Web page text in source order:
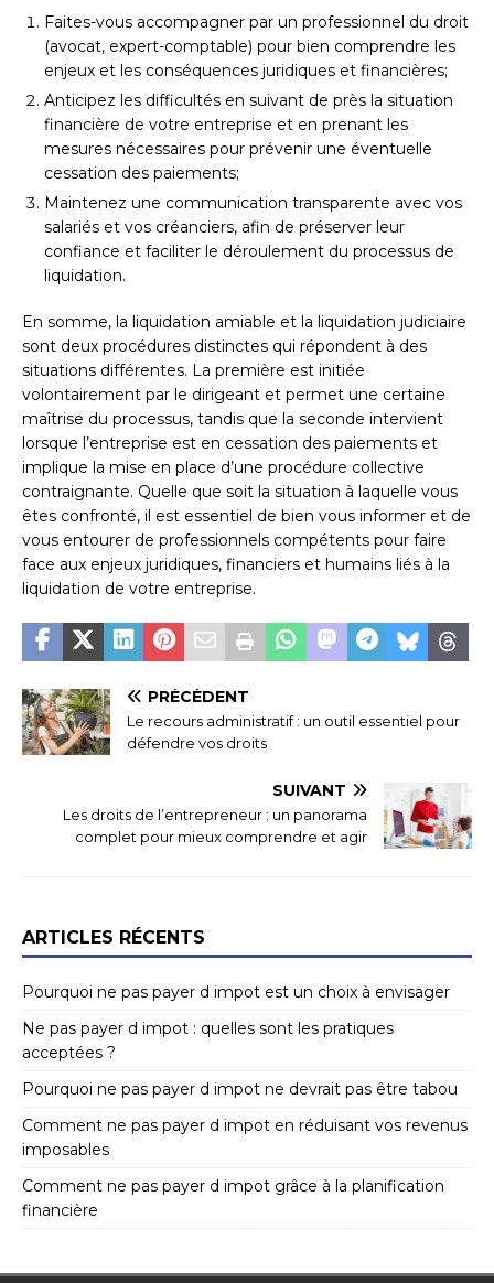
Faites-vous accompagner par un professionnel du droit
(avocat, expert-comptable) pour bien comprendre les
enjeux et les conséquences juridiques et financières;
Anticipez les difficultés en suivant de près la situation
financière de votre entreprise et en prenant les
mesures nécessaires pour prévenir une éventuelle
cessation des paiements;
Maintenez une communication transparente avec vos
salariés et vos créanciers, afin de préserver leur
confiance et faciliter le déroulement du processus de
liquidation.
En somme, la liquidation amiable et la liquidation judiciaire
sont deux procédures distinctes qui répondent à des
situations différentes. La première est initiée
volontairement par le dirigeant et permet une certaine
maîtrise du processus, tandis que la seconde intervient
lorsque l’entreprise est en cessation des paiements et
implique la mise en place d’une procédure collective
contraignante. Quelle que soit la situation à laquelle vous
êtes confronté, il est essentiel de bien vous informer et de
vous entourer de professionnels compétents pour faire
face aux enjeux juridiques, financiers et humains liés à la
liquidation de votre entreprise.
PRÉCÉDENT
Le recours administratif : un outil essentiel pour
défendre vos droits
SUIVANT
Les droits de l’entrepreneur : un panorama
complet pour mieux comprendre et agir
ARTICLES RÉCENTS
Pourquoi ne pas payer d impot est un choix à envisager
Ne pas payer d impot : quelles sont les pratiques
acceptées ?
Pourquoi ne pas payer d impot ne devrait pas être tabou
Comment ne pas payer d impot en réduisant vos revenus
imposables
Comment ne pas payer d impot grâce à la planification
financière